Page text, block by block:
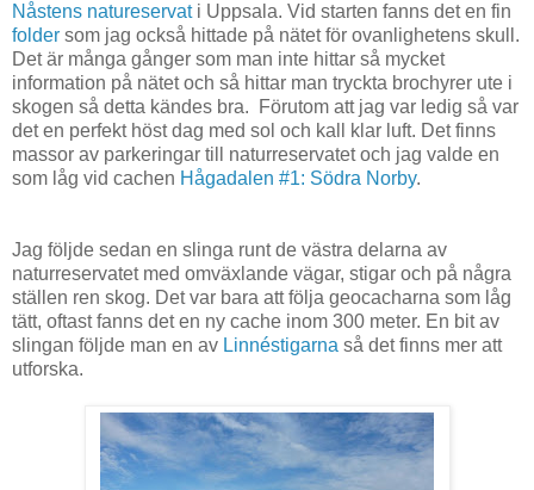
Nåstens natureservati Uppsala. Vid starten fanns det en fin
folder som jag också hittade på nätet för ovanlighetens skull.
Det är många gånger som man inte hittar så mycket
information på nätet och så hittar man tryckta brochyrer ute i
skogen så detta kändes bra. Förutom att jag var ledig så var
det en perfekt höst dag med sol och kall klar luft. Det finns
massor av parkeringar till naturreservatet och jag valde en
som låg vid cachen Hågadalen #1: Södra Norby.
Jag följde sedan en slinga runt de västra delarna av
naturreservatet med omväxlande vägar, stigar och på några
ställen ren skog. Det var bara att följa geocacharna som låg
tätt, oftast fanns det en ny cache inom 300 meter. En bit av
slingan följde man en av Linnéstigarna så det finns mer att
utforska.